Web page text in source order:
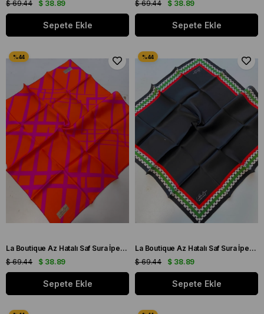
$ 38.89
$ 69.44
Sepete Ekle
$ 38.89
$ 69.44
Sepete Ekle
La Boutique Az Hatalı Saf Sura İpek Eşarp Turuncu - Fuşya Çizgi Desen
$ 38.89
$ 69.44
Sepete Ekle
La Boutique Az Hatalı Saf Sura İpek Eşarp Siyah Karışık Desen
$ 38.89
$ 69.44
Sepete Ekle